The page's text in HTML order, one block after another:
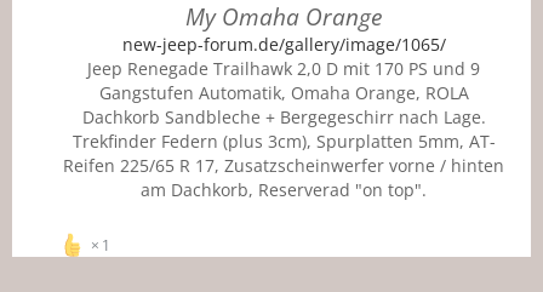
My Omaha Orange
new-jeep-forum.de/gallery/image/1065/
Jeep Renegade Trailhawk 2,0 D mit 170 PS und 9
Gangstufen Automatik, Omaha Orange, ROLA
Dachkorb Sandbleche + Bergegeschirr nach Lage.
Trekfinder Federn (plus 3cm), Spurplatten 5mm, AT-
Reifen 225/65 R 17, Zusatzscheinwerfer vorne / hinten
am Dachkorb, Reserverad "on top".
1